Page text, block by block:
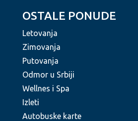
OSTALE PONUDE
Letovanja
Zimovanja
Putovanja
Odmor u Srbiji
Wellnes i Spa
Izleti
Autobuske karte